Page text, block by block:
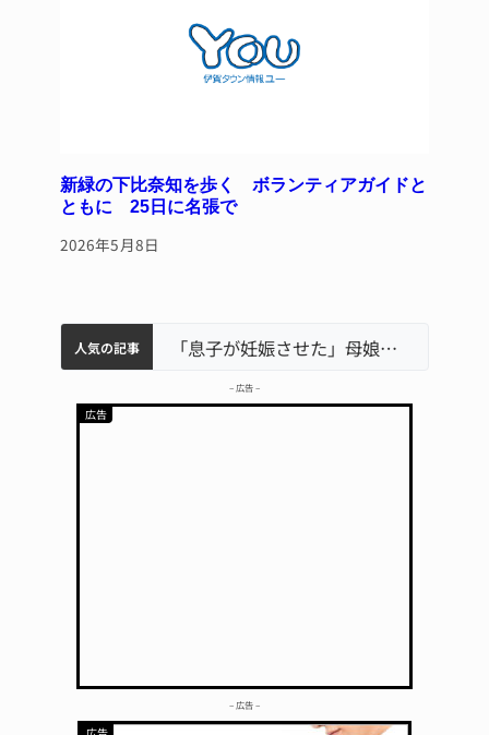
新緑の下比奈知を歩く ボランティアガイドと
ともに 25日に名張で
2026年5月8日
人気の記事
名張市水道料金47％値上げへ 答申案、審議会で大筋まとまる
中学校の陶壁モニュメント 地元建設会社がボランティアで清掃 伊賀名張市立病院のDMAT、熊本地震の被災地へ 能登以来3回目の派遣 「息子が妊娠させた」母娘だまされ400万円詐欺被害 名張
– 広告 –
– 広告 –